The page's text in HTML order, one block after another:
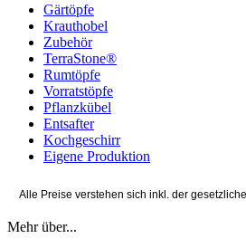
Gärtöpfe
Krauthobel
Zubehör
TerraStone®
Rumtöpfe
Vorratstöpfe
Pflanzkübel
Entsafter
Kochgeschirr
Eigene Produktion
Alle Preise verstehen sich inkl. der
Mehr über...